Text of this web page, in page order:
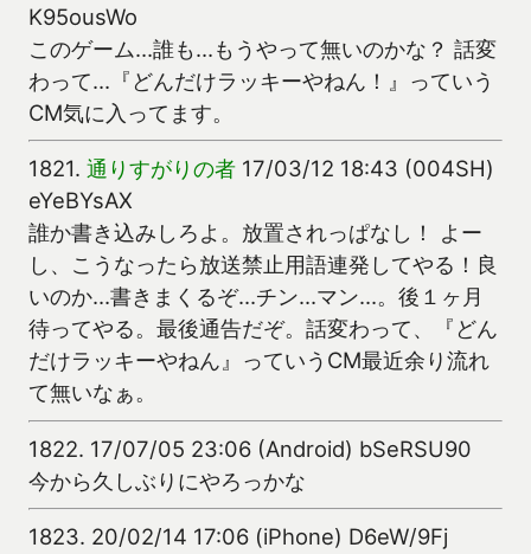
K95ousWo
このゲーム…誰も…もうやって無いのかな？ 話変
わって…『どんだけラッキーやねん！』っていう
CM気に入ってます。
1821. 通りすがりの者 17/03/12 18:43 (004SH)
eYeBYsAX
誰か書き込みしろよ。放置されっぱなし！ よー
し、こうなったら放送禁止用語連発してやる！良
いのか…書きまくるぞ…チン…マン…。後１ヶ月
待ってやる。最後通告だぞ。話変わって、『どん
だけラッキーやねん』っていうCM最近余り流れ
て無いなぁ。
1822. 17/07/05 23:06 (Android) bSeRSU90
今から久しぶりにやろっかな
1823. 20/02/14 17:06 (iPhone) D6eW/9Fj